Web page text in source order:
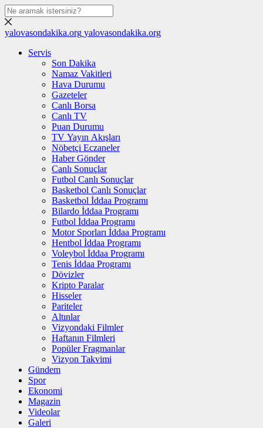
yalovasondakika.org yalovasondakika.org
Servis
Son Dakika
Namaz Vakitleri
Hava Durumu
Gazeteler
Canlı Borsa
Canlı TV
Puan Durumu
TV Yayın Akışları
Nöbetçi Eczaneler
Haber Gönder
Canlı Sonuçlar
Futbol Canlı Sonuçlar
Basketbol Canlı Sonuçlar
Basketbol İddaa Programı
Bilardo İddaa Programı
Futbol İddaa Programı
Motor Sporları İddaa Programı
Hentbol İddaa Programı
Voleybol İddaa Programı
Tenis İddaa Programı
Dövizler
Kripto Paralar
Hisseler
Pariteler
Altınlar
Vizyondaki Filmler
Haftanın Filmleri
Popüler Fragmanlar
Vizyon Takvimi
Gündem
Spor
Ekonomi
Magazin
Videolar
Galeri